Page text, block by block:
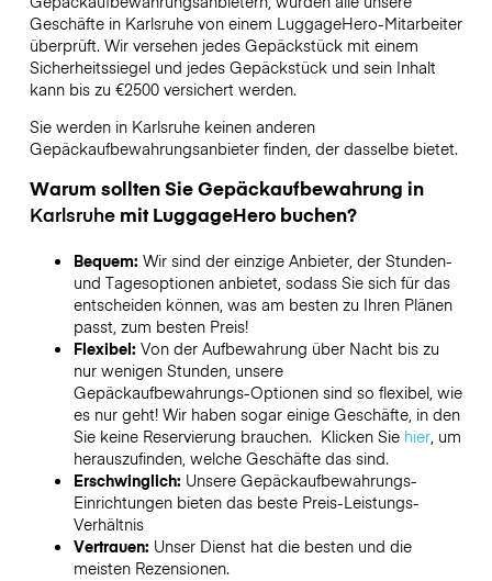
Geschäfte in Karlsruhevon einem LuggageHero-Mitarbeiter
überprüft. Wir versehen jedes Gepäckstück mit einem
Sicherheitssiegel und jedes Gepäckstück und sein Inhalt
kann bis zu €2500versichert werden.
Sie werden in Karlsruhekeinen anderen
Gepäckaufbewahrungsanbieter finden, der dasselbe bietet.
Warum sollten Sie Gepäckaufbewahrung in
Karlsruhemit LuggageHero buchen?
Bequem: Wir sind der einzige Anbieter, der Stunden-
und Tagesoptionen anbietet, sodass Sie sich für das
entscheiden können, was am besten zu Ihren Plänen
passt, zum besten Preis!
Flexibel: Von der Aufbewahrung über Nacht bis zu
nur wenigen Stunden, unsere
Gepäckaufbewahrungs-Optionen sind so flexibel, wie
es nur geht! Wir haben sogar einige Geschäfte, in den
Sie keine Reservierung brauchen. Klicken Sie hier, um
herauszufinden, welche Geschäfte das sind.
Erschwinglich: Unsere Gepäckaufbewahrungs-
Einrichtungen bieten das beste Preis-Leistungs-
Verhältnis
Vertrauen: Unser Dienst hat die besten und die
meisten Rezensionen.